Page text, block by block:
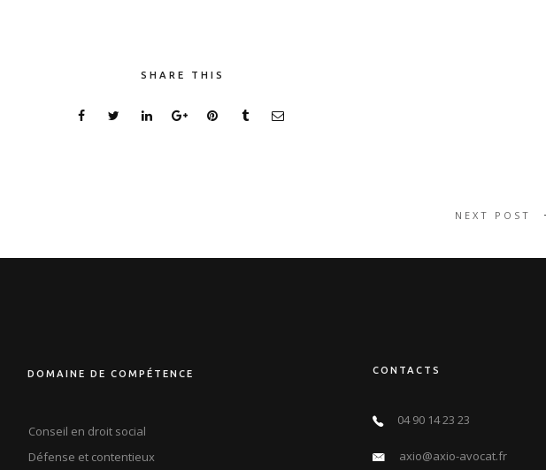
SHARE THIS
NEXT POST
DOMAINE DE COMPÉTENCE
Conseil en droit social
Défense et contentieux
CONTACTS
04 90 14 23 23
axio@axio-avocat.fr